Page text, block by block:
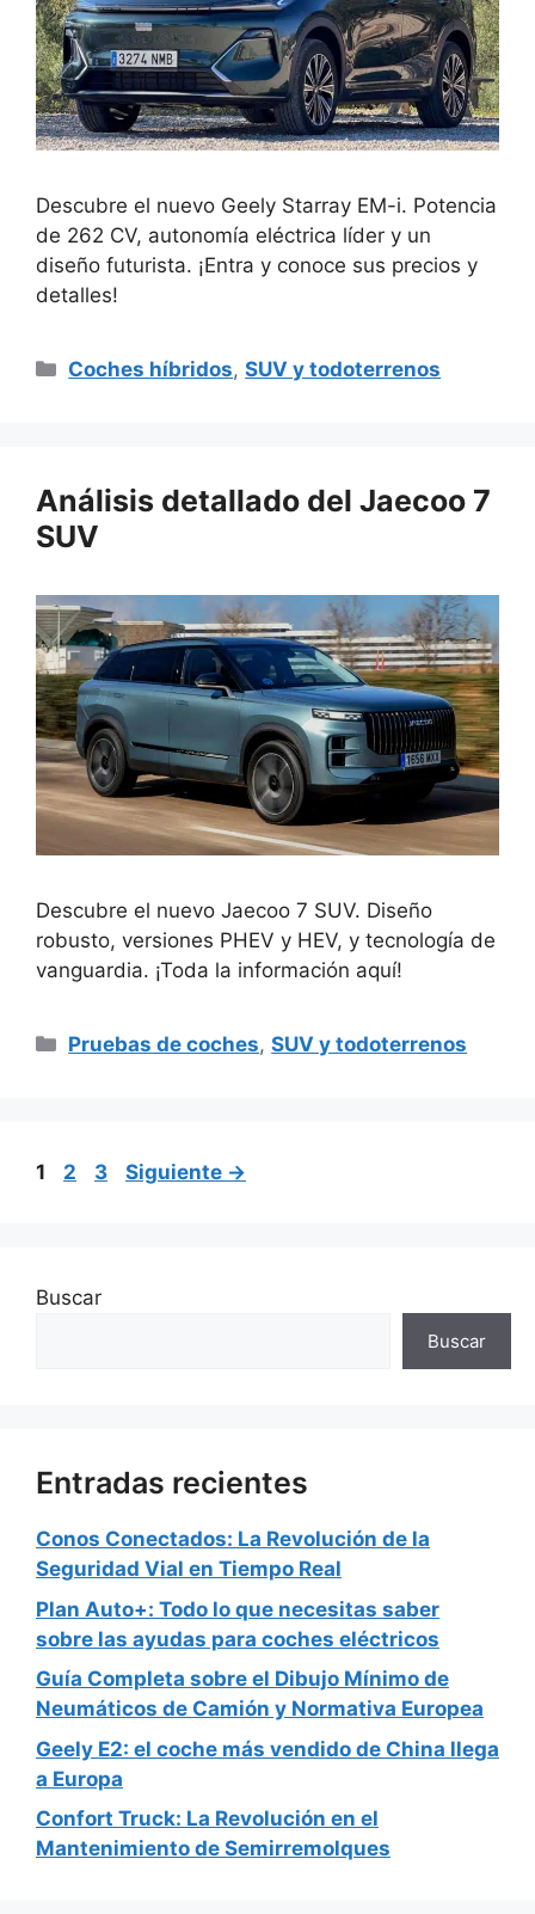
Descubre el nuevo Geely Starray EM-i. Potencia
de 262 CV, autonomía eléctrica líder y un
diseño futurista. ¡Entra y conoce sus precios y
detalles!
Categorías
Coches híbridos,SUV y todoterrenos
Análisis detallado del Jaecoo 7
SUV
Descubre el nuevo Jaecoo 7 SUV. Diseño
robusto, versiones PHEV y HEV, y tecnología de
vanguardia. ¡Toda la información aquí!
Categorías
Pruebas de coches,SUV y todoterrenos
Página
1 Página
2 Página
3 Siguiente →
Buscar
Buscar
Entradas recientes
Conos Conectados: La Revolución de la
Seguridad Vial en Tiempo Real
Plan Auto+: Todo lo que necesitas saber
sobre las ayudas para coches eléctricos
Guía Completa sobre el Dibujo Mínimo de
Neumáticos de Camión y Normativa Europea
Geely E2: el coche más vendido de China llega
a Europa
Confort Truck: La Revolución en el
Mantenimiento de Semirremolques